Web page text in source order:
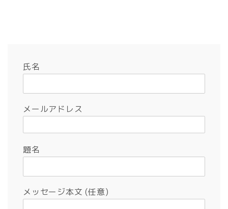
氏名
メールアドレス
題名
メッセージ本文 (任意)